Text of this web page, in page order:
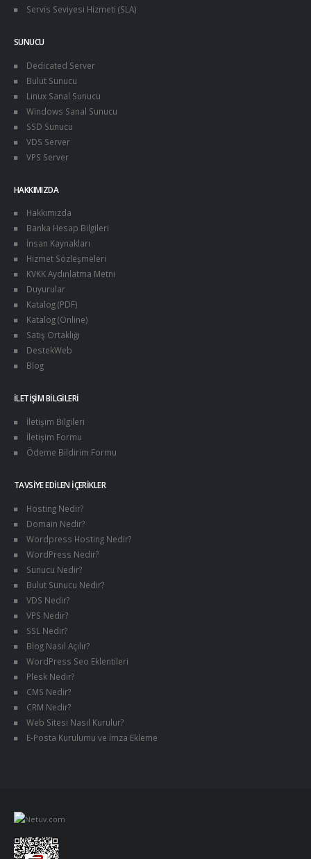
Servis Seviyesi Hizmeti (SLA)
SUNUCU
Dedicated Server
Bulut Sunucu
Linux Sanal Sunucu
Windows Sanal Sunucu
SSD Sunucu
VDS Server
VPS Server
HAKKIMIZDA
Hakkımızda
Banka Hesap Bilgileri
İnsan Kaynakları
Hizmet Sözleşmeleri
KVKK Aydınlatma Metni
Duyurular
Katalog (PDF)
Katalog (Online)
Satış Ortaklığı
DestekWeb
Blog
İLETIŞIM BILGILERI
İletişim Bilgileri
İletişim Formu
Ödeme Bildirim Formu
TAVSIYE EDILEN İÇERIKLER
Hosting Nedir?
Domain Nedir?
Wordpress Hosting Nedir?
WordPress Nedir?
Sunucu Nedir?
Bulut Sunucu Nedir?
VDS Nedir?
VPS Nedir?
SSL Nedir?
Blog Nasıl Açılır?
WordPress Seo Eklentileri
Plesk Nedir?
CMS Nedir?
CRM Nedir?
Web Sitesi Nasıl Kurulur?
E-Posta Kurulumu ve İmza Ekleme